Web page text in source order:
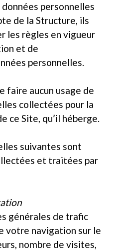
personnelles
de la Structure, ils
les règles en vigueur
et de
personnelles.
faire aucun usage de
collectées pour la
ce Site, qu’il héberge.
suivantes sont
et traitées par
générales de trafic
votre navigation sur le
nombre de visites,